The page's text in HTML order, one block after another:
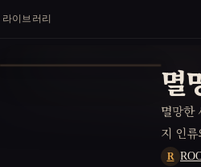
라이브러리
멸
멸망한
지 인
R